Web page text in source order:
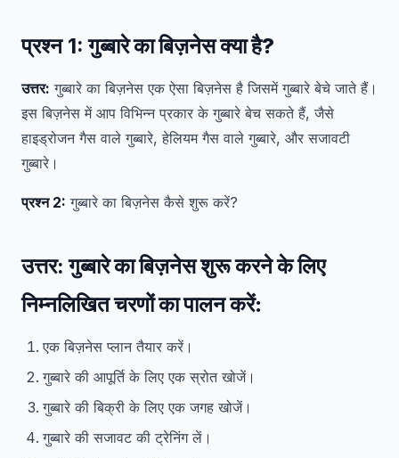
प्रश्न 1: गुब्बारे का बिज़नेस क्या है?
उत्तर: गुब्बारे का बिज़नेस एक ऐसा बिज़नेस है जिसमें गुब्बारे बेचे जाते हैं।
इस बिज़नेस में आप विभिन्न प्रकार के गुब्बारे बेच सकते हैं, जैसे
हाइड्रोजन गैस वाले गुब्बारे, हेलियम गैस वाले गुब्बारे, और सजावटी
गुब्बारे।
प्रश्न 2: गुब्बारे का बिज़नेस कैसे शुरू करें?
उत्तर: गुब्बारे का बिज़नेस शुरू करने के लिए
निम्नलिखित चरणों का पालन करें:
एक बिज़नेस प्लान तैयार करें।
गुब्बारे की आपूर्ति के लिए एक स्रोत खोजें।
गुब्बारे की बिक्री के लिए एक जगह खोजें।
गुब्बारे की सजावट की ट्रेनिंग लें।